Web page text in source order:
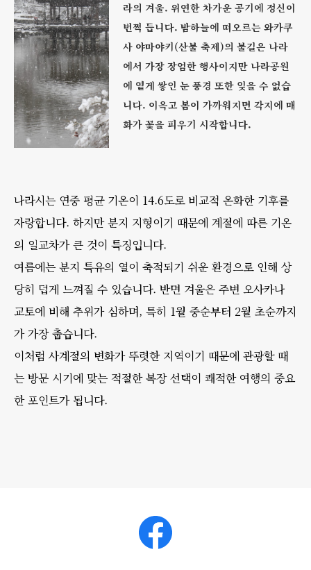
라의 겨울. 위연한 차가운 공기에 정신이
번쩍 듭니다. 밤하늘에 떠오르는 와카쿠
사 야마야키(산불 축제)의 불길은 나라
에서 가장 장엄한 행사이지만 나라공원
에 옅게 쌓인 눈 풍경 또한 잊을 수 없습
니다. 이윽고 봄이 가까워지면 각지에 매
화가 꽃을 피우기 시작합니다.
나라시는 연중 평균 기온이 14.6도로 비교적 온화한 기후를
자랑합니다. 하지만 분지 지형이기 때문에 계절에 따른 기온
의 일교차가 큰 것이 특징입니다.
여름에는 분지 특유의 열이 축적되기 쉬운 환경으로 인해 상
당히 덥게 느껴질 수 있습니다. 반면 겨울은 주변 오사카나
교토에 비해 추위가 심하며, 특히 1월 중순부터 2월 초순까지
가 가장 춥습니다.
이처럼 사계절의 변화가 뚜렷한 지역이기 때문에 관광할 때
는 방문 시기에 맞는 적절한 복장 선택이 쾌적한 여행의 중요
한 포인트가 됩니다.